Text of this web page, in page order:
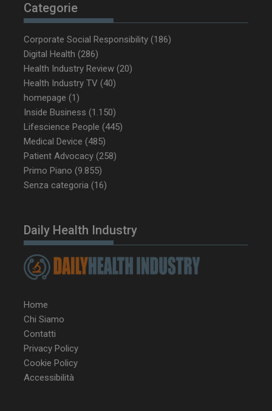
Categorie
Corporate Social Responsibility (186)
Digital Health (286)
Health Industry Review (20)
Health Industry TV (40)
homepage (1)
Inside Business (1.150)
Lifescience People (445)
Medical Device (485)
Patient Advocacy (258)
Primo Piano (9.855)
Senza categoria (16)
Daily Health Industry
Home
Chi Siamo
Contatti
Privacy Policy
Cookie Policy
Accessibilità
tracking-sites-
ironfish-session-id
ARRAffinity
Microsoft Corporation